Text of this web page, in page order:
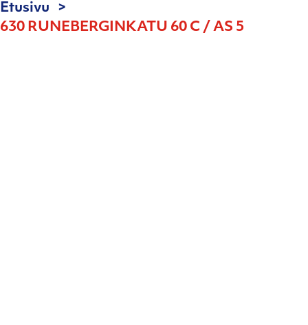
Etusivu
630 RUNEBERGINKATU 60 C / AS 5